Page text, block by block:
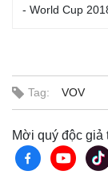
- World Cup
Tag: VOV
Mời quý độc giả